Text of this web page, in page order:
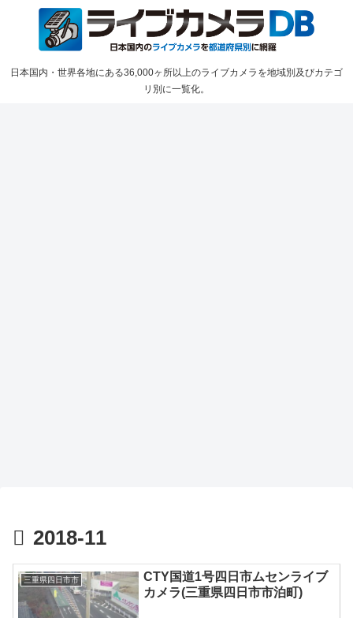
日本国内・世界各地にある36,000ヶ所以上のライブカメラを地域別及びカテゴ
リ別に一覧化。
2018-11
三重県四日市市
CTY国道1号四日市ムセンライブ
カメラ(三重県四日市市泊町)